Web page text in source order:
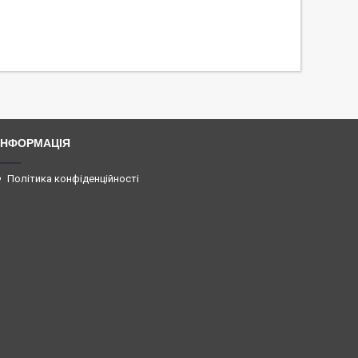
Політика конфіденційності